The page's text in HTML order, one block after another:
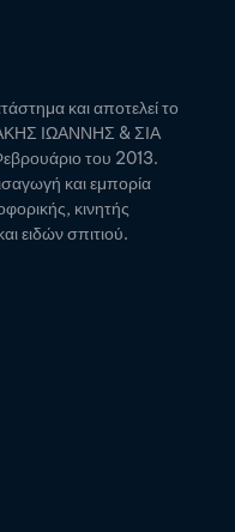
και αποτελεί το
ΙΩΑΝΝΗΣ & ΣΙΑ
του 2013.
και εμπορία
κινητής
ειδών σπιτιού.